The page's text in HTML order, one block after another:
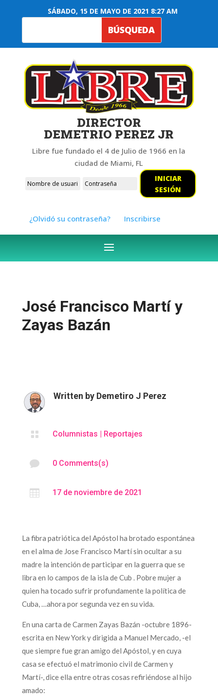
SÁBADO, 15 DE MAYO DE 2021 8:27 AM
DIRECTOR
DEMETRIO PEREZ JR
Libre fue fundado el 4 de Julio de 1966 en la
ciudad de Miami, FL
INICIAR
SESIÓN
¿Olvidó su contraseña? Inscribirse
José Francisco Martí y
Zayas Bazán
Written by Demetiro J Perez
 Columnistas | Reportajes
 0 Comments(s)
 17 de noviembre de 2021
La fibra patriótica del Apóstol ha brotado espontánea
en el alma de Jose Francisco Martí sin ocultar a su
madre la intención de participar en la guerra que se
libra en lo campos de la isla de Cub . Pobre mujer a
quien ha tocado sufrir profundamente la política de
Cuba, …ahora por segunda vez en su vida.
En una carta de Carmen Zayas Bazán -octubre 1896-
escrita en New York y dirigida a Manuel Mercado, -el
que siempre fue gran amigo del Apóstol, y en cuya
casa se efectuó el matrimonio civil de Carmen y
Martí-, dice ella entre otras cosas refiriéndose al hijo
amado: